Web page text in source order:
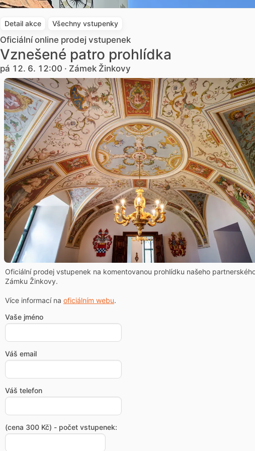
Detail akce Všechny vstupenky
Oficiální online prodej vstupenek
Vznešené patro prohlídka
pá 12. 6. 12:00 · Zámek Žinkovy
Oficiální prodej vstupenek na komentovanou prohlídku našeho
Zámku Žinkovy.
Více informací na oficiálním webu.
Vaše jméno
Váš email
Váš telefon
(cena 300 Kč) - počet vstupenek: